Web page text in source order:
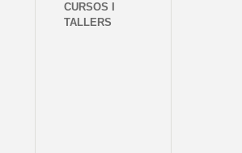
CURSOS I
TALLERS